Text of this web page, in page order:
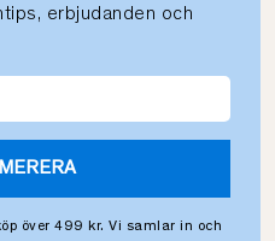
erbjudanden och
över 499 kr. Vi samlar in och